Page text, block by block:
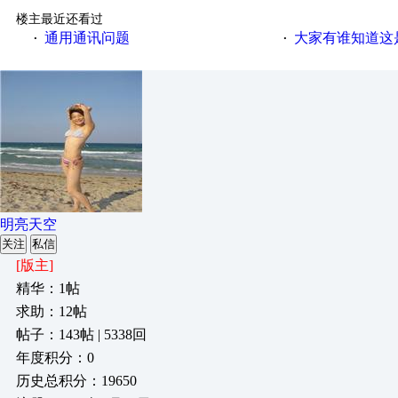
楼主最近还看过
· 通用通讯问题 · 大家有谁知道这
明亮天空
关注 私信
[版主]
精华：1帖
求助：12帖
帖子：143帖 | 5338回
年度积分：0
历史总积分：19650